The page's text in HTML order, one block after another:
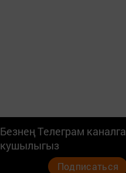
Безнең Телеграм каналга
кушылыгыз
Подписаться